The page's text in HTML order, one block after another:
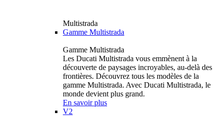
Multistrada
Gamme Multistrada
Gamme Multistrada
Les Ducati Multistrada vous emmènent à la
découverte de paysages incroyables, au-delà des
frontières. Découvrez tous les modèles de la
gamme Multistrada. Avec Ducati Multistrada, le
monde devient plus grand.
En savoir plus
V2